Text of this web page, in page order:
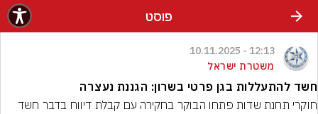
פוסט
12:13 - 10.11.2025
משטרת ישראל
חשד להתעללות בגן פרטי בשרון: הגננת נעצרה